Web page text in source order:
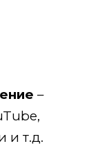
–
и т.д.